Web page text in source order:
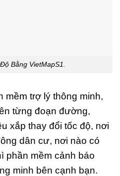
Bằng VietMapS1.
mềm trợ lý thông minh,
từng đoạn đường,
xắp thay đổi tốc độ, nơi
dân cư, nơi nào có
phần mềm cảnh báo
minh bên cạnh bạn.